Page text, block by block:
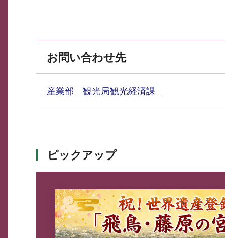
お問い合わせ先
産業部 観光局観光経済課
ピックアップ